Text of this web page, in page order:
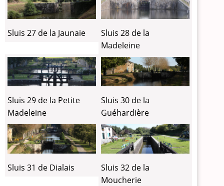
Sluis 27 de la Jaunaie
Sluis 28 de la
Madeleine
Sluis 29 de la Petite
Madeleine
Sluis 30 de la
Guéhardière
Sluis 31 de Dialais
Sluis 32 de la
Moucherie